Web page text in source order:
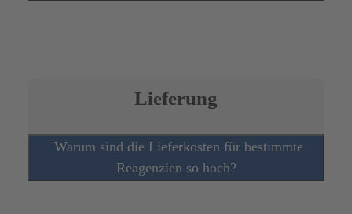
Lieferung
Warum sind die Lieferkosten für bestimmte
Reagenzien so hoch?